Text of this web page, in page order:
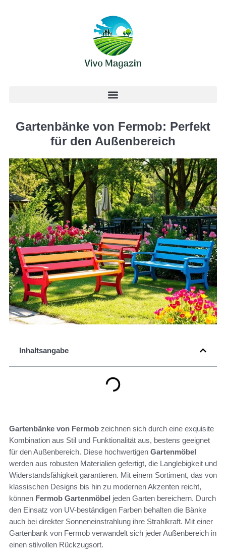
Gartenbänke von Fermob: Perfekt
für den Außenbereich
Inhaltsangabe
Gartenbänke von Fermob zeichnen sich durch eine exquisite
Kombination aus Stil und Funktionalität aus, bestens geeignet
für den Außenbereich. Diese hochwertigen Gartenmöbel
werden aus robusten Materialien gefertigt, die Langlebigkeit und
Widerstandsfähigkeit garantieren. Mit einem Sortiment, das von
klassischen Designs bis hin zu modernen Akzenten reicht,
können Fermob Gartenmöbel jeden Garten bereichern. Durch
den Einsatz von UV-beständigen Farben behalten die Bänke
auch bei direkter Sonneneinstrahlung ihre Strahlkraft. Mit einer
Gartenbank von Fermob verwandelt sich jeder Außenbereich in
einen stilvollen Rückzugsort.